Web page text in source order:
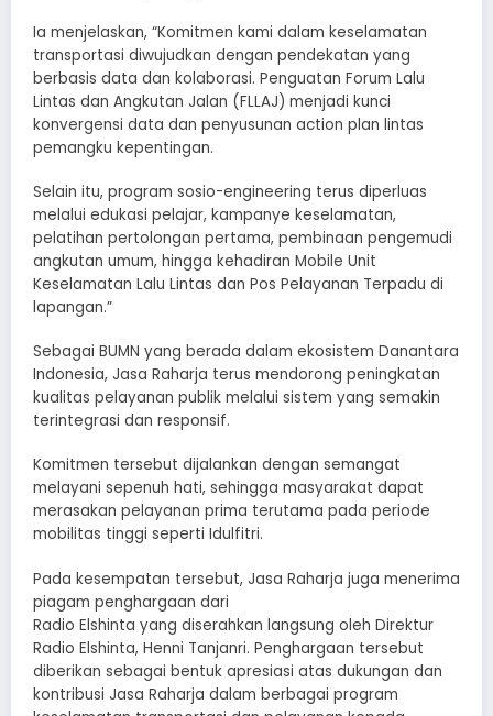
Ia menjelaskan, “Komitmen kami dalam keselamatan
transportasi diwujudkan dengan pendekatan yang
berbasis data dan kolaborasi. Penguatan Forum Lalu
Lintas dan Angkutan Jalan (FLLAJ) menjadi kunci
konvergensi data dan penyusunan action plan lintas
pemangku kepentingan.
Selain itu, program sosio-engineering terus diperluas
melalui edukasi pelajar, kampanye keselamatan,
pelatihan pertolongan pertama, pembinaan pengemudi
angkutan umum, hingga kehadiran Mobile Unit
Keselamatan Lalu Lintas dan Pos Pelayanan Terpadu di
lapangan.”
Sebagai BUMN yang berada dalam ekosistem Danantara
Indonesia, Jasa Raharja terus mendorong peningkatan
kualitas pelayanan publik melalui sistem yang semakin
terintegrasi dan responsif.
Komitmen tersebut dijalankan dengan semangat
melayani sepenuh hati, sehingga masyarakat dapat
merasakan pelayanan prima terutama pada periode
mobilitas tinggi seperti Idulfitri.
Pada kesempatan tersebut, Jasa Raharja juga menerima
piagam penghargaan dari
Radio Elshinta yang diserahkan langsung oleh Direktur
Radio Elshinta, Henni Tanjanri. Penghargaan tersebut
diberikan sebagai bentuk apresiasi atas dukungan dan
kontribusi Jasa Raharja dalam berbagai program